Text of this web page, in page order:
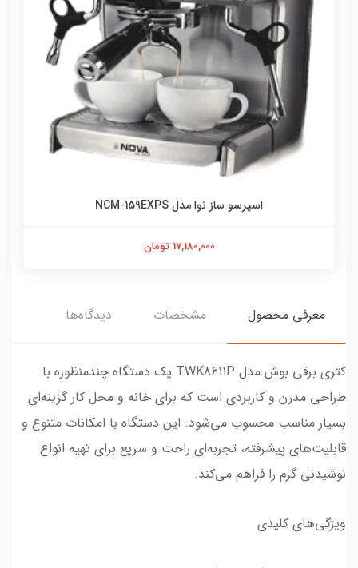
اسپرسو ساز نوا مدل NCM-159EXPS
17,180,000 تومان
معرفی محصول مشخصات دیدگاه‌ها
کتری برقی بوش مدل TWK8611P یک دستگاه چندمنظوره با
طراحی مدرن و کاربردی است که برای خانه و محل کار گزینه‌ای
بسیار مناسب محسوب می‌شود. این دستگاه با امکانات متنوع و
قابلیت‌های پیشرفته، تجربه‌ای راحت و سریع برای تهیه انواع
نوشیدنی گرم را فراهم می‌کند.
ویژگی‌های کلیدی